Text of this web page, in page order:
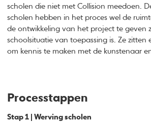
scholen die niet met Collision meedoen.
scholen hebben in het proces wel de
de ontwikkeling van het project te geven
schoolsituatie van toepassing is. Ze zitten
om kennis te maken met de kunstenaar
Processtappen
Stap 1 | Werving scholen